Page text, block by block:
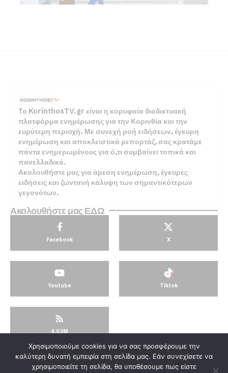
Το KorinthosTV.gr είναι η κορυφαία διαδικτυακή
πλατφόρμα ενημέρωσης για την Κορινθία και την
ευρύτερη περιοχή. Με συνεχή ροή ειδήσεων, έγκυρη
ενημέρωση και αποκλειστικά ρεπορτάζ, σας κρατάμε
πάντα ενημερωμένους για ό,τι συμβαίνει τοπικά και
πανελλαδικά.
Ακολουθήστε μας για άμεση ενημέρωση, έγκυρες
ειδήσεις και ζωντανή κάλυψη των σημαντικότερων
γεγονότων.
Ακολουθήστε μας ΕΔΩ
Facebook X
Youtube Tiktok
4.03M
© KorinthosTV @2025
Χρησιμοποιούμε cookies για να σας προσφέρουμε την
καλύτερη δυνατή εμπειρία στη σελίδα μας. Εάν συνεχίσετε να
χρησιμοποιείτε τη σελίδα, θα υποθέσουμε πως είστε